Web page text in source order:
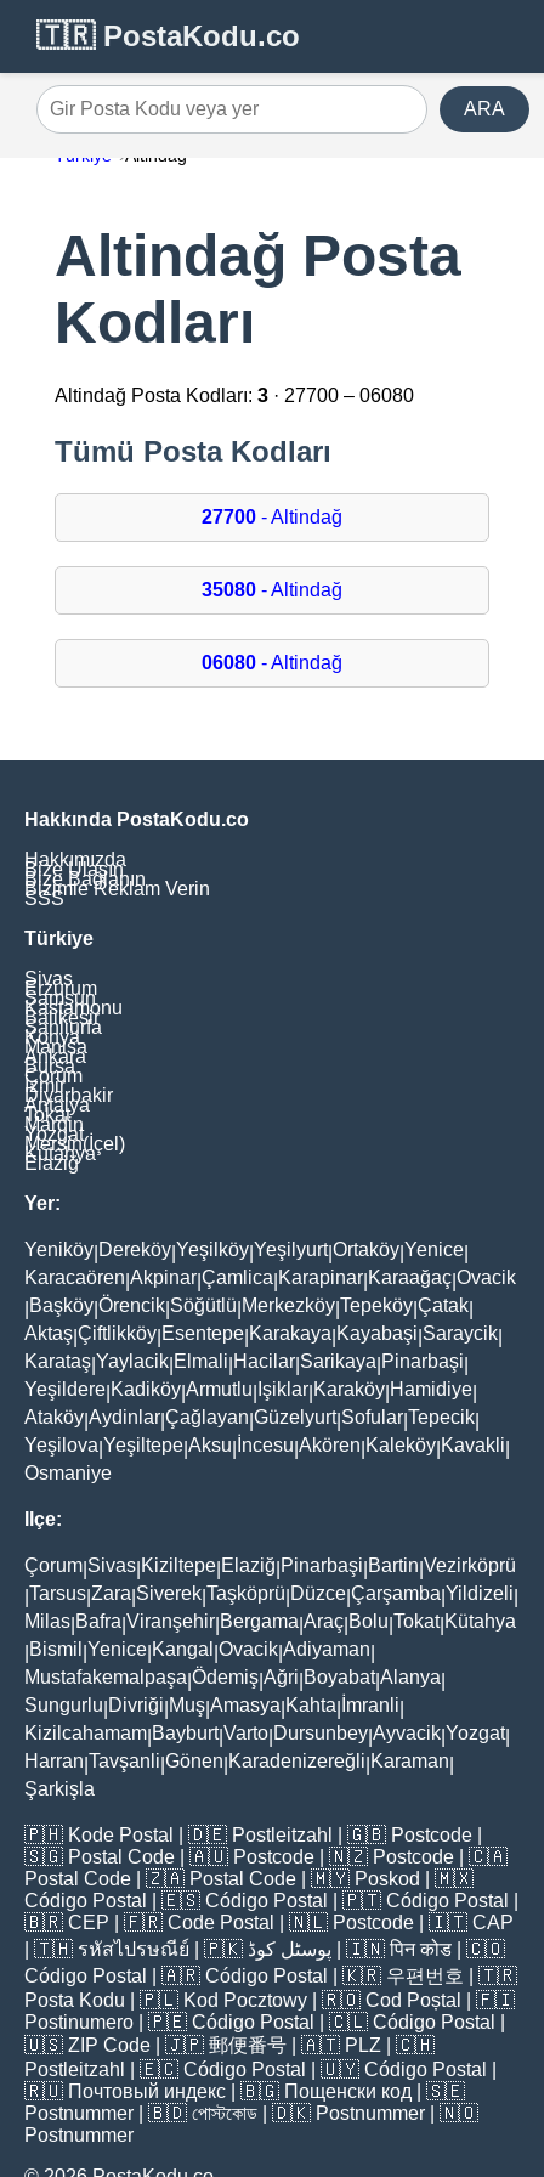
🇹🇷 PostaKodu.co
Gir Posta Kodu veya yer ARA
Türkiye Altindağ
Altindağ Posta
Kodları
Altindağ Posta Kodları: 3· 27700 – 06080
Tümü Posta Kodları
27700- Altindağ
35080- Altindağ
06080- Altindağ
Hakkında PostaKodu.co
Hakkımızda
Bize Ulaşın
Bize Bağlanın
Bizimle Reklam Verin
SSS
Türkiye
Sivas
Erzurum
Samsun
Kastamonu
Balikesir
Şanliurfa
Konya
Manisa
Ankara
Bursa
Çorum
İzmir
Diyarbakir
Antalya
Tokat
Mardin
Yozgat
Mersin(İçel)
Kütahya
Elaziğ
Yer:
Yeniköy Dereköy Yeşilköy Yeşilyurt|Ortaköy Yenice
Karacaören Akpinar Çamlica Karapinar Karaağaç Ovacik
Başköy Örencik Söğütlü Merkezköy Tepeköy Çatak
Aktaş Çiftlikköy Esentepe Karakaya Kayabaşi Saraycik
Karataş Yaylacik Elmali Hacilar Sarikaya Pinarbaşi
Yeşildere Kadiköy Armutlu Işiklar Karaköy Hamidiye
Ataköy Aydinlar Çağlayan Güzelyurt| Sofular Tepecik
Yeşilova Yeşiltepe Aksu İncesu Akören Kaleköy Kavakli
Osmaniye
Ilçe:
Çorum Sivas Kiziltepe Elaziğ Pinarbaşi Bartin Vezirköprü
Tarsus Zara Siverek Taşköprü Düzce Çarşamba Yildizeli
Milas Bafra Viranşehir Bergama Araç Bolu Tokat| Kütahya
Bismil Yenice Kangal Ovacik Adiyaman
Mustafakemalpaşa Ödemiş Ağri Boyabat|Alanya
Sungurlu Divriği Muş Amasya Kahta İmranli
Kizilcahamam Bayburt|Varto Dursunbey Ayvacik Yozgat|
Harran Tavşanli Gönen Karadenizereğli Karaman
Şarkişla
🇵🇭 Kode Postal | 🇩🇪 Postleitzahl | 🇬🇧 Postcode
🇸🇬 Postal Code | 🇦🇺 Postcode | 🇳🇿 Postcode | 🇨🇦
Postal Code | 🇿🇦 Postal Code | 🇲🇾 Poskod
| 🇲🇽
Código Postal
| 🇪🇸 Código Postal | 🇵🇹 Código Postal
🇧🇷 CEP | 🇫🇷 Code Postal | 🇳🇱 Postcode | 🇮🇹 CAP
| 🇹🇭 รหัสไปรษณีย์ | 🇵🇰 پوسٹل کوڈ | 🇮🇳पिन कोड | 🇨🇴
Código Postal
| 🇦🇷 Código Postal | 🇰🇷 우편번호
| 🇹🇷
Posta Kodu | 🇵🇱 Kod Pocztowy | 🇷🇴 Cod Poștal
| 🇫🇮
Postinumero | 🇵🇪 Código Postal | 🇨🇱 Código Postal
🇺🇸 ZIP Code | 🇯🇵 郵便番号 | 🇦🇹 PLZ | 🇨🇭
Postleitzahl
| 🇪🇨 Código Postal | 🇺🇾 Código Postal
🇷🇺 Почтовый индекс | 🇧🇬 Пощенски код | 🇸🇪
Postnummer | 🇧🇩 পোস্টকোড | 🇩🇰 Postnummer | 🇳🇴
Postnummer